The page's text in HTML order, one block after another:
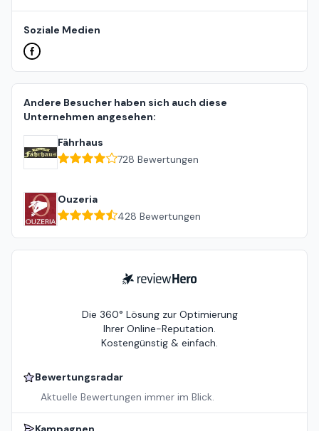
Soziale Medien
Andere Besucher haben sich auch diese
Unternehmen angesehen:
Fährhaus
728 Bewertungen
Ouzeria
428 Bewertungen
ReviewHero
Die 360° Lösung zur Optimierung
Ihrer Online-Reputation.
Kostengünstig & einfach.
Bewertungsradar
Aktuelle Bewertungen immer im Blick.